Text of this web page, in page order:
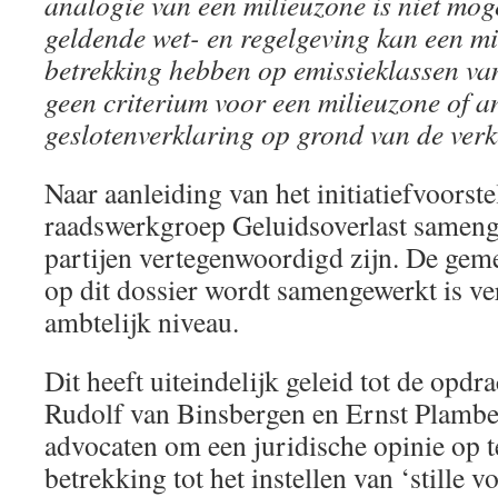
geldende wet- en regelgeving kan een
betrekking hebben op emissieklassen
geen criterium voor een milieuzone of
geslotenverklaring op grond van de
Naar aanleiding van het
raadswerkgroep Geluidsoverlast
partijen vertegenwoordigd zijn. De
op dit dossier wordt samengewerkt is
ambtelijk niveau.
Dit heeft uiteindelijk geleid tot de
Rudolf van Binsbergen en Ernst
advocaten om een juridische opinie op
betrekking tot het instellen van ‘stille